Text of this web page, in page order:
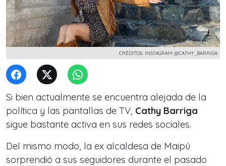
CRÉDITOS: INSTAGRAM @CATHY_BARRIGA
Si bien actualmente se encuentra alejada de la
política y las pantallas de TV, Cathy Barriga
sigue bastante activa en sus redes sociales.
Del mismo modo, la ex alcaldesa de Maipú
sorprendió a sus seguidores durante el pasado